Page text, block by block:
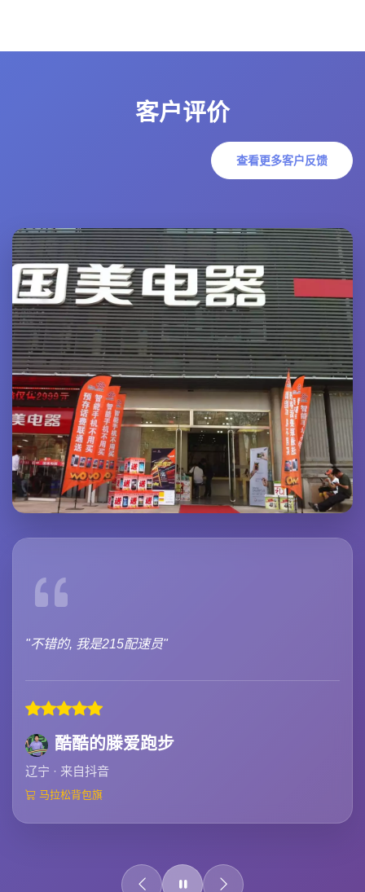
客户评价
查看更多客户反馈
"不错的, 我是215配速员"
酷酷的滕爱跑步
辽宁 · 来自抖音
马拉松背包旗